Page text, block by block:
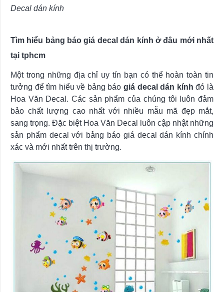
Decal dán kính
Tìm hiểu bảng báo giá decal dán kính ở đâu mới nhất
tại tphcm
Một trong những địa chỉ uy tín bạn có thể hoàn toàn tin
tưởng để tìm hiểu về bảng báogiá decal dán kính đó là
Hoa Văn Decal. Các sản phẩm của chúng tôi luôn đảm
bảo chất lượng cao nhất với nhiều mẫu mã đẹp mắt,
sang trọng. Đặc biệt Hoa Văn Decal luôn cập nhật những
sản phẩm decal với bảng báo giá decal dán kính chính
xác và mới nhất trên thị trường.